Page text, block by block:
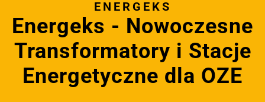
ENERGEKS
Energeks - Nowoczesne
Transformatory i Stacje
Energetyczne dla OZE